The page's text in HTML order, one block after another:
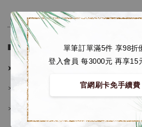
單筆訂單滿5件 享98折
登入會員 每3000元 再享15
官網刷卡免手續費
加購優惠【讓子彈飛 鵝城縣長 張麻子 [BK01]】
──────────────
■ 販售資訊 (NT$)：
➤ 價格 5980元 (訂金2680)
＊ 國際運費另計
＊ 刷卡免手續費